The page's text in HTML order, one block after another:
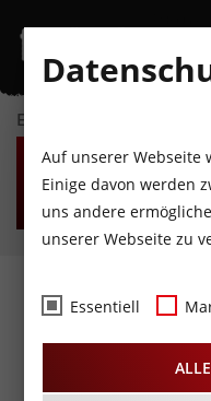
EVENTKALENDER
FR
7
AUGUST
SA
8
AUGUST
Tanzcafe
05.04.2025
Auf unserer Webseite
Einige davon werden
uns andere
unserer Webseite zu
Essentiell